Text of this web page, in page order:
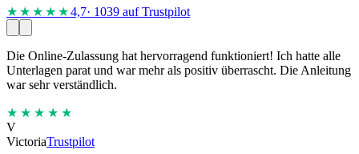
★★★★ ★4,7· 1039 auf Trustpilot
Die Online-Zulassung hat hervorragend funktioniert! Ich hatte alle
Unterlagen parat und war mehr als positiv überrascht. Die Anleitung
war sehr verständlich.
★★★★★
V
VictoriaTrustpilot